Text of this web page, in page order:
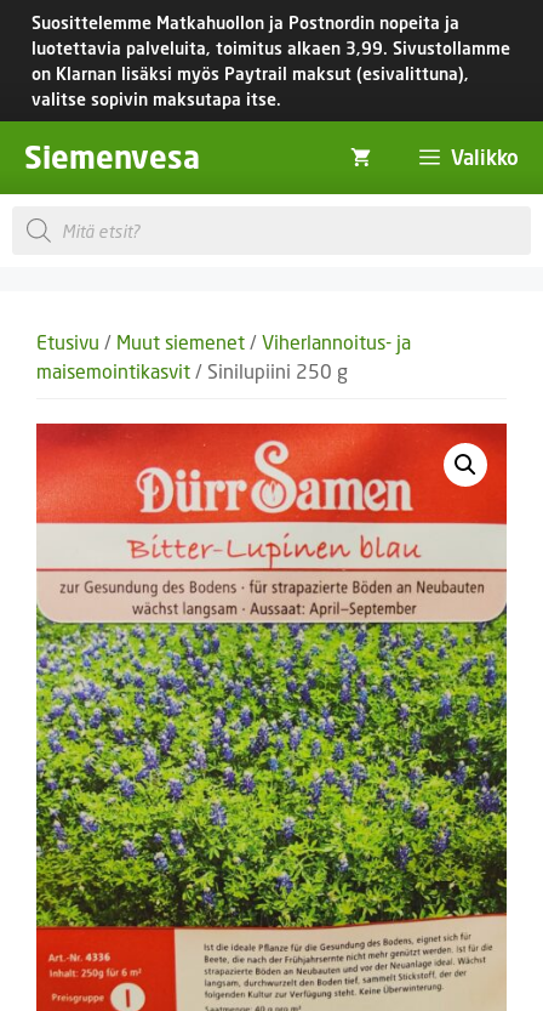
Siirry
sisältöön
Suosittelemme Matkahuollon ja Postnordin nopeita ja
luotettavia palveluita, toimitus alkaen 3,99. Sivustollamme
on Klarnan lisäksi myös Paytrail maksut (esivalittuna),
valitse sopivin maksutapa itse.
Siemenvesa Valikko
Products
search
Etusivu / Muut siemenet / Viherlannoitus- ja
maisemointikasvit / Sinilupiini 250 g